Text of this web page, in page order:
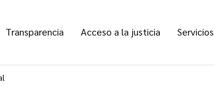
Transparencia Acceso a la justicia Servicios